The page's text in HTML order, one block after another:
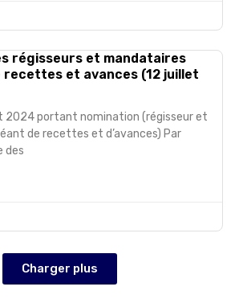
régisseurs et mandataires
recettes et avances (12 juillet
2024 portant nomination (régisseur et
de recettes et d’avances) Par
des
Charger plus